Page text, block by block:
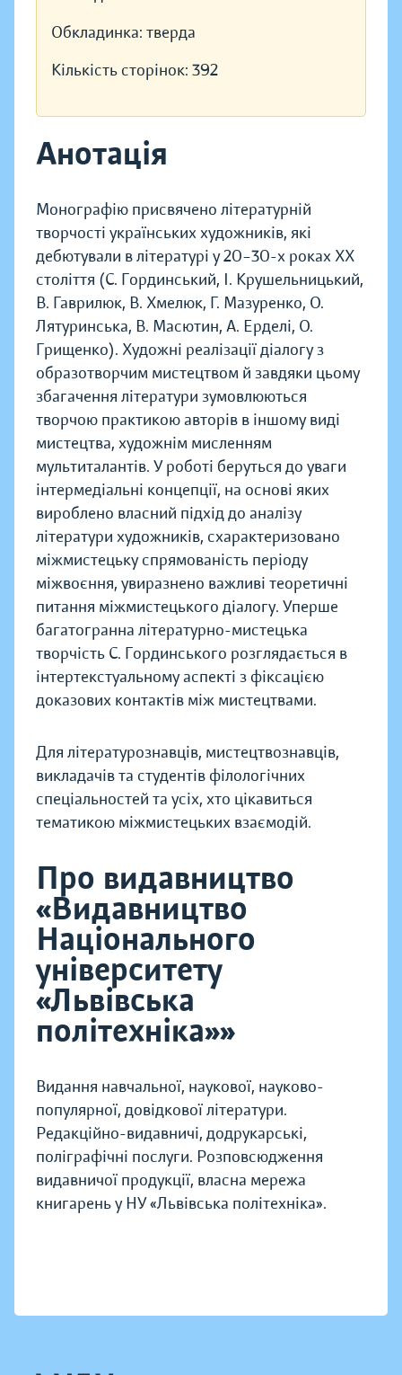
Обкладинка: тверда
Кількість сторінок: 392
Анотація
Монографію присвячено літературній
творчості українських художників, які
дебютували в літературі у 20–30-х роках ХХ
століття (С. Гординський, І. Крушельницький,
В. Гаврилюк, В. Хмелюк, Г. Мазуренко, О.
Лятуринська, В. Масютин, А. Ерделі, О.
Грищенко). Художні реалізації діалогу з
образотворчим мистецтвом й завдяки цьому
збагачення літератури зумовлюються
творчою практикою авторів в іншому виді
мистецтва, художнім мисленням
мультиталантів. У роботі беруться до уваги
інтермедіальні концепції, на основі яких
вироблено власний підхід до аналізу
літератури художників, схарактеризовано
міжмистецьку спрямованість періоду
міжвоєння, увиразнено важливі теоретичні
питання міжмистецького діалогу. Уперше
багатогранна літературно-мистецька
творчість С. Гординського розглядається в
інтертекстуальному аспекті з фіксацією
доказових контактів між мистецтвами.
Для літературознавців, мистецтвознавців,
викладачів та студентів філологічних
спеціальностей та усіх, хто цікавиться
тематикою міжмистецьких взаємодій.
Про видавництво
«Видавництво
Національного
університету
«Львівська
політехніка»»
Видання навчальної, наукової, науково-
популярної, довідкової літератури.
Редакційно-видавничі, додрукарські,
поліграфічні послуги. Розповсюдження
видавничої продукції, власна мережа
книгарень у НУ «Львівська політехніка».